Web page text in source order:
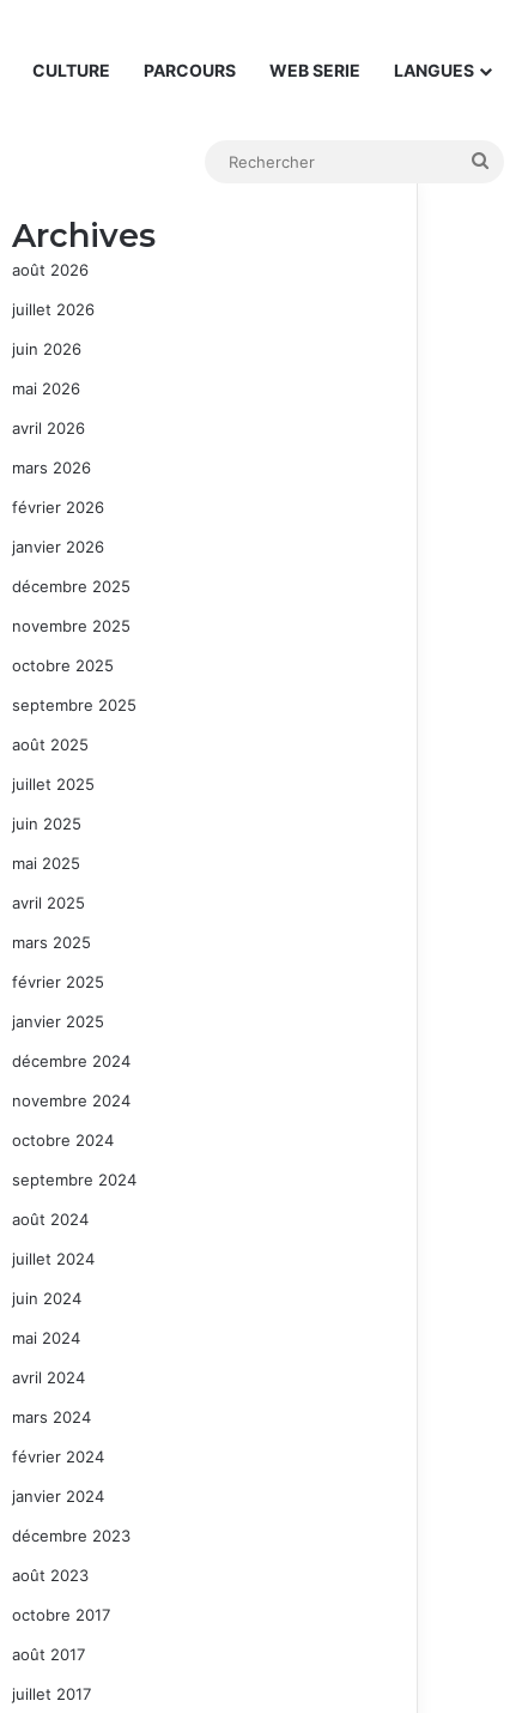
CULTURE PARCOURS WEB SERIE LANGUES
Archives
août 2026
juillet 2026
juin 2026
mai 2026
avril 2026
mars 2026
février 2026
janvier 2026
décembre 2025
novembre 2025
octobre 2025
septembre 2025
août 2025
juillet 2025
juin 2025
mai 2025
avril 2025
mars 2025
février 2025
janvier 2025
décembre 2024
novembre 2024
octobre 2024
septembre 2024
août 2024
juillet 2024
juin 2024
mai 2024
avril 2024
mars 2024
février 2024
janvier 2024
décembre 2023
août 2023
octobre 2017
août 2017
juillet 2017